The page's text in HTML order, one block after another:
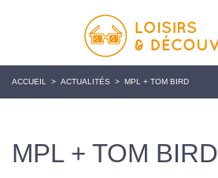
ACCUEIL > ACTUALITÉS > MPL + TOM BIRD
MPL + TOM BIRD